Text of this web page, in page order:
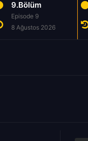
9.Bölüm
Episode 9
8 Ağustos 2026